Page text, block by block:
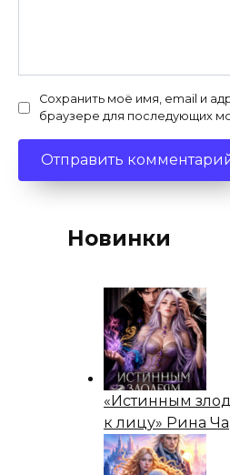
Сохранить моё имя, email и
браузере для последующих
Новинки
«Истинным
к лицу» Рина